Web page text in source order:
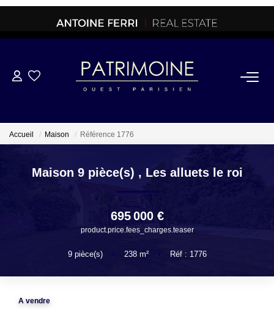
ACHETER
OFF MARKET
NORMANDIE/LA BAULE
LOUER
Accueil Maison Référence 1776
Maison 9 pièce(s) , Les alluets le roi
695 000 €
product.price.fees_charges.teaser
9pièce(s) 238m² Réf : 1776
A vendre